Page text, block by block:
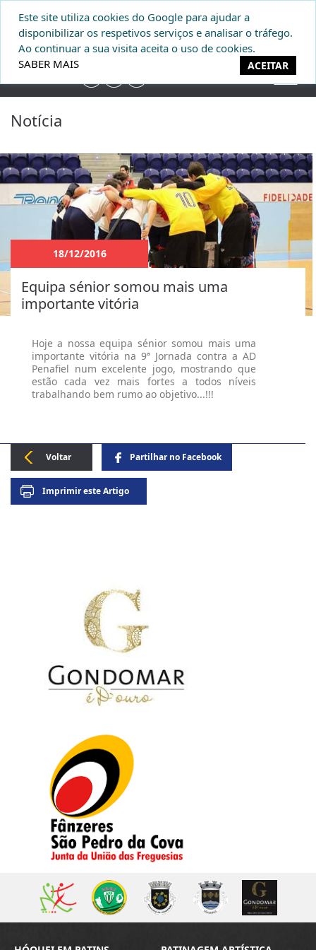
DONATIVOS
Notícia
18/12/2016
Equipa sénior somou mais uma
importante vitória
Hoje a nossa equipa sénior somou mais uma
importante vitória na 9ª Jornada contra a AD
Penafiel num excelente jogo, mostrando que
estão cada vez mais fortes a todos níveis
trabalhando bem rumo ao objetivo...!!!
Voltar Partilhar no Facebook
Imprimir esteArtigo
Este site utiliza cookies do Google para ajudar a
disponibilizar os respetivos serviços e analisar o tráfego.
Ao continuar a sua visita aceita o uso de cookies.
SABER MAIS
ACEITAR